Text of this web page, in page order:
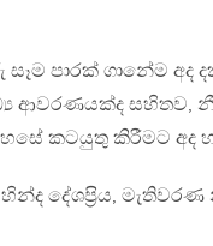
පාරක් ගානේම අද
ආවරණයක්ද සහිතව,
කටයුතු කිරීමට අද
දේශප‍්‍රිය,